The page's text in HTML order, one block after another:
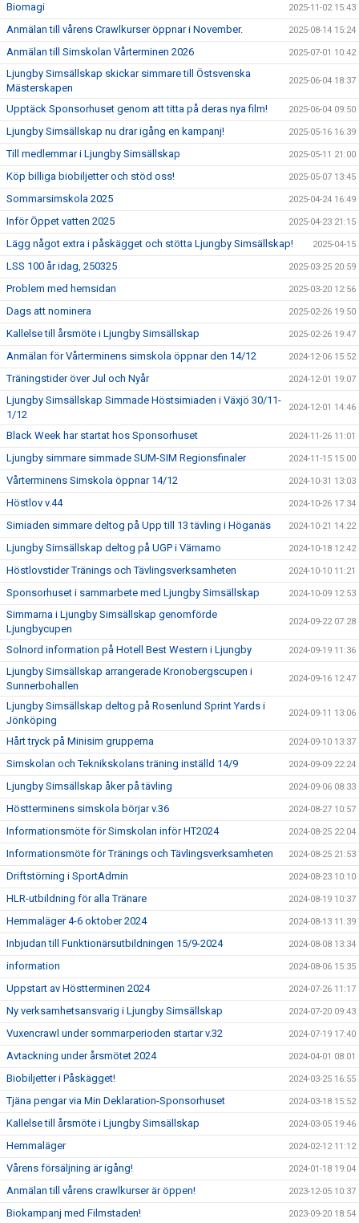
Biomagi 2025-11-02 15:43
Anmälan till vårens Crawlkurser öppnar i November. 2025-08-14 15:24
Anmälan till Simskolan Vårterminen 2026 2025-07-01 10:42
Ljungby Simsällskap skickar simmare till Östsvenska
Mästerskapen
2025-06-04 18:37
Upptäck Sponsorhuset genom att titta på deras nya film! 2025-06-04 09:50
Ljungby Simsällskap nu drar igång en kampanj! 2025-05-16 16:39
Till medlemmar i Ljungby Simsällskap 2025-05-11 21:00
Köp billiga biobiljetter och stöd oss! 2025-05-07 13:45
Sommarsimskola 2025 2025-04-24 16:49
Inför Öppet vatten 2025 2025-04-23 21:15
Lägg något extra i påskägget och stötta Ljungby Simsällskap! 2025-04-15
LSS 100 år idag, 250325 2025-03-25 20:59
Problem med hemsidan 2025-03-20 12:56
Dags att nominera 2025-02-26 19:50
Kallelse till årsmöte i Ljungby Simsällskap 2025-02-26 19:47
Anmälan för Vårterminens simskola öppnar den 14/12 2024-12-06 15:52
Träningstider över Jul och Nyår 2024-12-01 19:07
Ljungby Simsällskap Simmade Höstsimiaden i Växjö 30/11-
1/12
2024-12-01 14:46
Black Week har startat hos Sponsorhuset 2024-11-26 11:01
Ljungby simmare simmade SUM-SIM Regionsfinaler 2024-11-15 15:00
Vårterminens Simskola öppnar 14/12 2024-10-31 13:03
Höstlov v.44 2024-10-26 17:34
Simiaden simmare deltog på Upp till 13 tävling i Höganäs 2024-10-21 14:22
Ljungby Simsällskap deltog på UGP i Värnamo 2024-10-18 12:42
Höstlovstider Tränings och Tävlingsverksamheten 2024-10-10 11:21
Sponsorhuset i sammarbete med Ljungby Simsällskap 2024-10-09 12:53
Simmarna i Ljungby Simsällskap genomförde
Ljungbycupen
2024-09-22 07:28
Solnord information på Hotell Best Western i Ljungby 2024-09-19 11:36
Ljungby Simsällskap arrangerade Kronobergscupen i
Sunnerbohallen
2024-09-16 12:47
Ljungby Simsällskap deltog på Rosenlund Sprint Yards i
Jönköping
2024-09-11 13:06
Hårt tryck på Minisim grupperna 2024-09-10 13:37
Simskolan och Teknikskolans träning inställd 14/9 2024-09-09 22:24
Ljungby Simsällskap åker på tävling 2024-09-06 08:33
Höstterminens simskola börjar v.36 2024-08-27 10:57
Informationsmöte för Simskolan inför HT2024 2024-08-25 22:04
Informationsmöte för Tränings och Tävlingsverksamheten 2024-08-25 21:53
Driftstörning i SportAdmin 2024-08-23 10:10
HLR-utbildning för alla Tränare 2024-08-19 10:37
Hemmaläger 4-6 oktober 2024 2024-08-13 11:39
Inbjudan till Funktionärsutbildningen 15/9-2024 2024-08-08 13:34
information 2024-08-06 15:35
Uppstart av Höstterminen 2024 2024-07-26 11:17
Ny verksamhetsansvarig i Ljungby Simsällskap 2024-07-20 09:43
Vuxencrawl under sommarperioden startar v.32 2024-07-19 17:40
Avtackning under årsmötet 2024 2024-04-01 08:01
Biobiljetter i Påskägget! 2024-03-25 16:55
Tjäna pengar via Min Deklaration-Sponsorhuset 2024-03-18 15:52
Kallelse till årsmöte i Ljungby Simsällskap 2024-03-05 19:46
Hemmaläger 2024-02-12 11:12
Vårens försäljning är igång! 2024-01-18 19:04
Anmälan till vårens crawlkurser är öppen! 2023-12-05 10:37
Biokampanj med Filmstaden! 2023-09-20 18:54